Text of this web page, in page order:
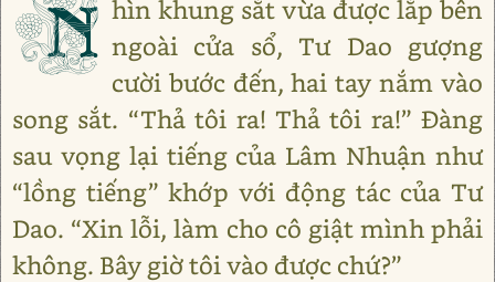
N hìn khung sắt vừa được lắp bên
ngoài cửa sổ, Tư Dao gượng
cười bước đến, hai tay nắm vào
song sắt. “Thả tôi ra! Thả tôi ra!” Đàng
sau vọng lại tiếng của Lâm Nhuận như
“lồng tiếng” khớp với động tác của Tư
Dao. “Xin lỗi, làm cho cô giật mình phải
không. Bây giờ tôi vào được chứ?”